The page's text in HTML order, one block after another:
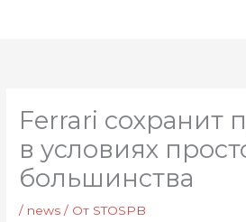
Ferrari сохранит
в условиях
большинства
/ news / От STOSPB